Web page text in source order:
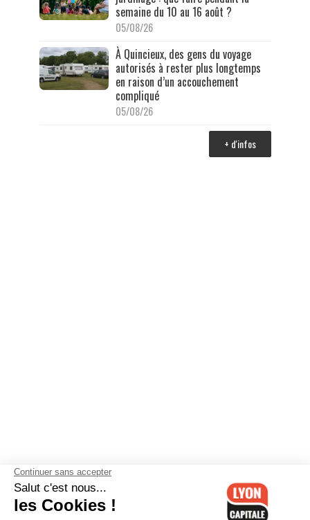
semaine du 10 au 16 août ?
05/08/26
À Quincieux, des gens du voyage
autorisés à rester plus longtemps
en raison d’un accouchement
compliqué
05/08/26
+ d'infos